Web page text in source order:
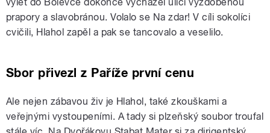
prapory a slavobránou. Volalo se Na zdar! V cíli sokolíci
cvičili, Hlahol zapěl a pak se tancovalo a veselilo.
Sbor přivezl z Paříže první cenu
Ale nejen zábavou živ je Hlahol, také zkouškami a
veřejnými vystoupeními. A tady si plzeňský soubor troufal